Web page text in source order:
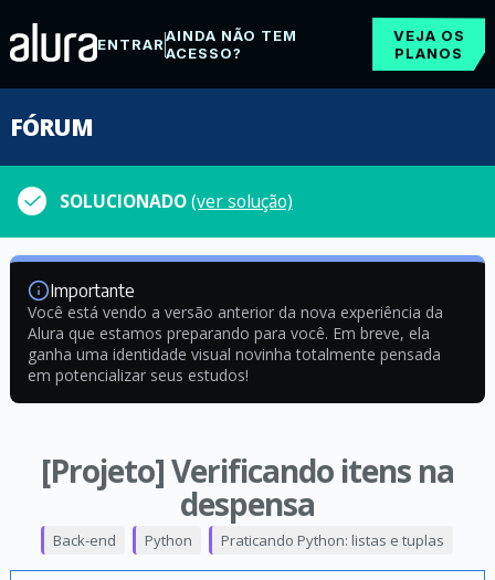
ENTRARAINDA NÃO TEM
ACESSO?
VEJA OS
PLANOS
FÓRUM
SOLUCIONADO(ver solução)
Importante
Você está vendo a versão anterior da nova experiência da
Alura que estamos preparando para você. Em breve, ela
ganha uma identidade visual novinha totalmente pensada
em potencializar seus estudos!
[Projeto] Verificando itens na
despensa
Back-end Python Praticando Python: listas e tuplas